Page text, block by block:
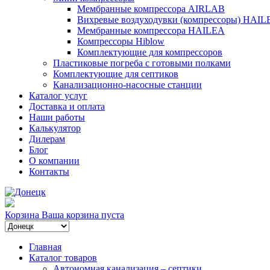
Мембранные компрессора AIRLAB
Вихревые воздуходувки (компрессоры)
Мембранные компрессора HAILEA
Компрессоры Hiblow
Комплектующие для компрессоров
Пластиковые погреба с готовыми полками
Комплектующие для септиков
Канализационно-насосные станции
Каталог услуг
Доставка и оплата
Наши работы
Калькулятор
Дилерам
Блог
О компании
Контакты
Корзина Ваша корзина пуста
Главная
Каталог товаров